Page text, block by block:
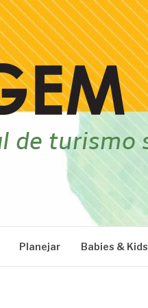
Planejar Babies & Kids